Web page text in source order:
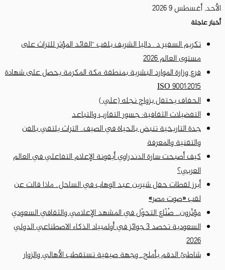
الأحد, أغسطس 9 2026
أخبار عاجلة
تكريم السفير د . داليا الشريف بلقب “القائد المؤثر للتراث على
مستوى العالم 2026
فرع وزارة الموارد البشرية بمنطقة مكة المكرمة يحصل على شهادة
ISO 9001:2015
الحفاف يحتفل بزواج نجله (علي )
التفضيلات الثقافية: جسور التقارب والتباعد
جدة التاريخية تنبض بالحياة في الصيف.. التراث يلتقي بالفن
والتقنية والمعرفة
كيف أصبحت سارة الدندراوي أيقونة الإعلام التفاعلي في العالم
العربي؟
أبرز لقطات حفل شيرين عبد الوهاب في الساحل.. ماذا قالت عن
لقب «صوت مصر»
مؤثّرون… صُنّاع التحوّل في المشهد الإعلامي والثقافي السعودي
السعودية تحصد 3 جوائز في أولمبياد الذكاء الاصطناعي الدولي
2026
شاطئ الدقم بأملج.. وجهة صيفية تستقطب الأهالي والزوار